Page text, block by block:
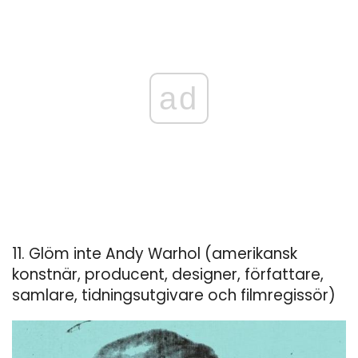
ad
11. Glöm inte Andy Warhol (amerikansk
konstnär, producent, designer, författare,
samlare, tidningsutgivare och filmregissör)